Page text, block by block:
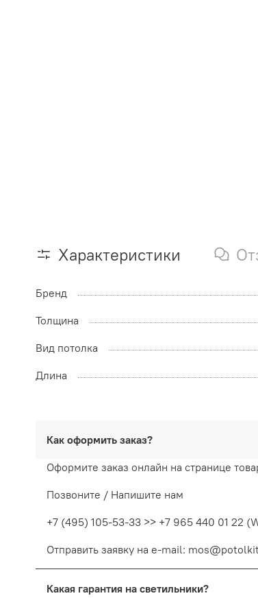
Характеристики
Бренд
Толщина
Вид потолка
Длина
Как оформить заказ?
Оформите заказ онлайн на странице
Позвоните / Напишите нам
+7 (495) 105-53-33 >> +7 965 440 01 22
Отправить заявку на e-mail:
Какая гарантия на светильники?